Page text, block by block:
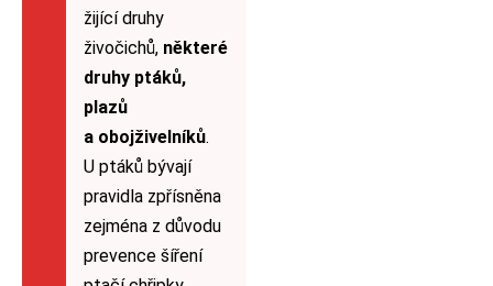
žijící druhy
živočichů, některé
druhy ptáků,
plazů
a obojživelníků.
U ptáků bývají
pravidla zpřísněna
zejména z důvodu
prevence šíření